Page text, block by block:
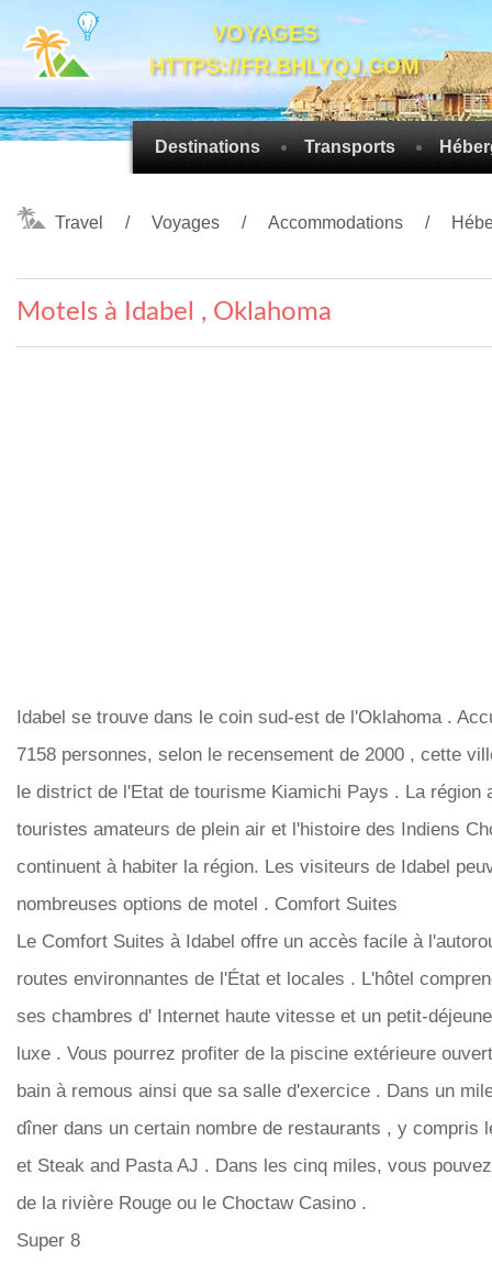
VOYAGES
HTTPS://FR.BHLYQJ.COM
Destinations Transports
Travel Voyages Accommodations
Motels à Idabel , Oklahoma
Idabel se trouve dans le coin sud-est de l'Oklahoma .
7158 personnes, selon le recensement de 2000 , cette
le district de l'Etat de tourisme Kiamichi Pays . La région
touristes amateurs de plein air et l'histoire des Indiens
continuent à habiter la région. Les visiteurs de Idabel
nombreuses options de motel . Comfort Suites
Le Comfort Suites à Idabel offre un accès facile à
routes environnantes de l'État et locales . L'hôtel
ses chambres d' Internet haute vitesse et un petit-
luxe . Vous pourrez profiter de la piscine extérieure
bain à remous ainsi que sa salle d'exercice . Dans un
dîner dans un certain nombre de restaurants , y compris
et Steak and Pasta AJ . Dans les cinq miles, vous
de la rivière Rouge ou le Choctaw Casino .
Super 8